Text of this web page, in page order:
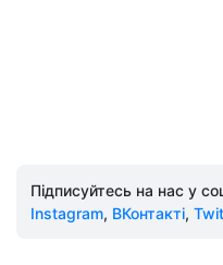
Підписуйтесь на нас у
Instagram, ВКонтакті,